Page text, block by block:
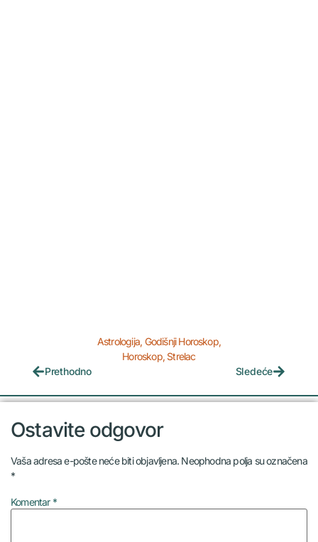
Astrologija, Godišnji Horoskop,
Horoskop, Strelac
Prethodno
Sledeće
Ostavite odgovor
Vaša adresa e-pošte neće biti objavljena. Neophodna polja su označena
*
Komentar *